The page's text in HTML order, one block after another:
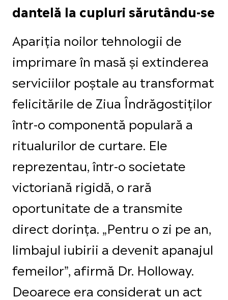
dantelă la cupluri sărutându-se
Apariția noilor tehnologii de
imprimare în masă și extinderea
serviciilor poștale au transformat
felicitările de Ziua Îndrăgostiților
într-o componentă populară a
ritualurilor de curtare. Ele
reprezentau, într-o societate
victoriană rigidă, o rară
oportunitate de a transmite
direct dorința. „Pentru o zi pe an,
limbajul iubirii a devenit apanajul
femeilor”, afirmă Dr. Holloway.
Deoarece era considerat un act